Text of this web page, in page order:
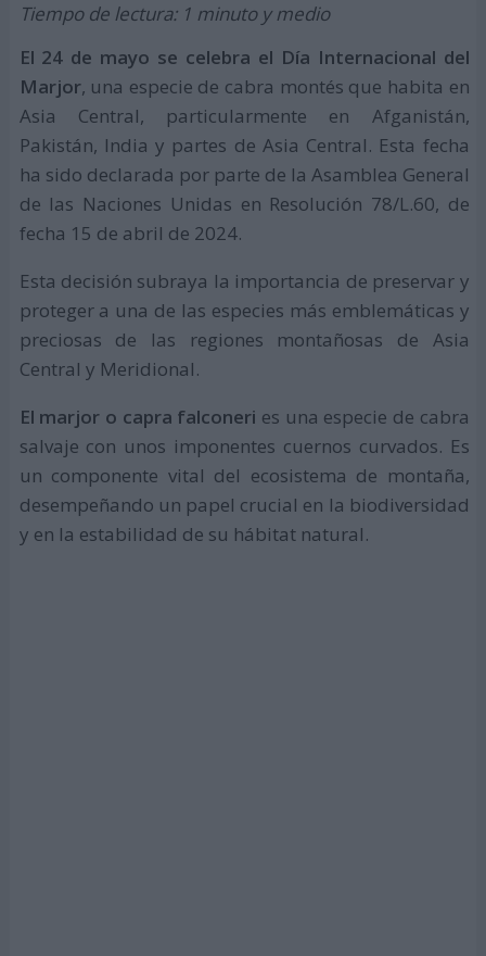
Tiempo de lectura: 1 minuto y medio
El 24 de mayo se celebra el Día Internacional del
Marjor, una especie de cabra montés que habita en
Asia Central, particularmente en Afganistán,
Pakistán, India y partes de Asia Central. Esta fecha
ha sido declarada por parte de la Asamblea General
de las Naciones Unidas en Resolución 78/L.60, de
fecha 15 de abril de 2024.
Esta decisión subraya la importancia de preservar y
proteger a una de las especies más emblemáticas y
preciosas de las regiones montañosas de Asia
Central y Meridional.
El marjor o capra falconeri es una especie de cabra
salvaje con unos imponentes cuernos curvados. Es
un componente vital del ecosistema de montaña,
desempeñando un papel crucial en la biodiversidad
y en la estabilidad de su hábitat natural.